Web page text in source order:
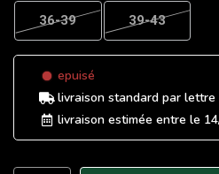
36-39 39-43
epuisé
livraison standard par lettre
livraison estimée entre le